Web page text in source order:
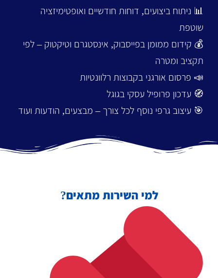
📊 ניתוח ביצועים, דוחות חודשיים ואופטימיזציה
שוטפת
💰 קידום ממומן בפייסבוק, אינסטגרם וטיקטוק – לפי
תקציב ומטרה
📣 פרסום אורגני בקבוצות רלוונטיות
🧭 עדכון פרופיל עסקי בגוגל
🎯 עיצוב גרפי נוסף לכל צורך – מבצעים, הודעות ועוד
למי השירות מתאים?